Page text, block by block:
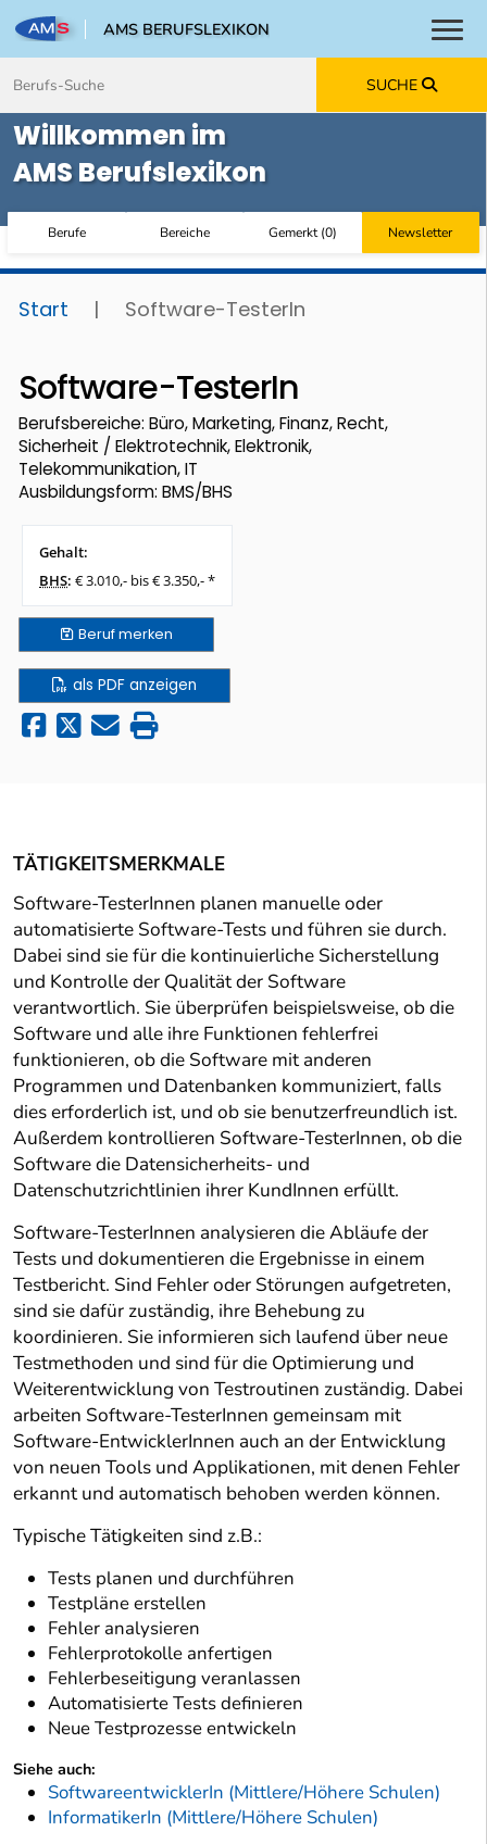
AMS BERUFSLEXIKON
SUCHE
Willkommen im
AMS Berufslexikon
Berufe Bereiche Gemerkt(0) Newsletter
Start | Software-TesterIn
Software-TesterIn
Berufsbereiche: Büro, Marketing, Finanz, Recht,
Sicherheit / Elektrotechnik, Elektronik,
Telekommunikation, IT
Ausbildungsform: BMS/BHS
Gehalt:
BHS: € 3.010,- bis € 3.350,- *
Berufmerken
als PDF anzeigen
TÄTIGKEITSMERKMALE
Software-TesterInnen planen manuelle oder
automatisierte Software-Tests und führen sie durch.
Dabei sind sie für die kontinuierliche Sicherstellung
und Kontrolle der Qualität der Software
verantwortlich. Sie überprüfen beispielsweise, ob die
Software und alle ihre Funktionen fehlerfrei
funktionieren, ob die Software mit anderen
Programmen und Datenbanken kommuniziert, falls
dies erforderlich ist, und ob sie benutzerfreundlich ist.
Außerdem kontrollieren Software-TesterInnen, ob die
Software die Datensicherheits- und
Datenschutzrichtlinien ihrer KundInnen erfüllt.
Software-TesterInnen analysieren die Abläufe der
Tests und dokumentieren die Ergebnisse in einem
Testbericht. Sind Fehler oder Störungen aufgetreten,
sind sie dafür zuständig, ihre Behebung zu
koordinieren. Sie informieren sich laufend über neue
Testmethoden und sind für die Optimierung und
Weiterentwicklung von Testroutinen zuständig. Dabei
arbeiten Software-TesterInnen gemeinsam mit
Software-EntwicklerInnen auch an der Entwicklung
von neuen Tools und Applikationen, mit denen Fehler
erkannt und automatisch behoben werden können.
Typische Tätigkeiten sind z.B.:
Tests planen und durchführen
Testpläne erstellen
Fehler analysieren
Fehlerprotokolle anfertigen
Fehlerbeseitigung veranlassen
Automatisierte Tests definieren
Neue Testprozesse entwickeln
Siehe auch:
SoftwareentwicklerIn (Mittlere/Höhere Schulen)
InformatikerIn (Mittlere/Höhere Schulen)